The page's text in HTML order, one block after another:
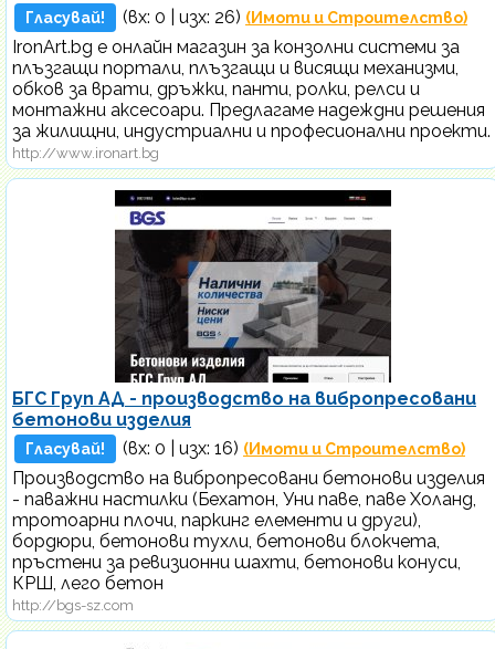
Гласувай! (вх: 0 | изх: 26) (Имоти и Строителство)
IronArt.bg е онлайн магазин за конзолни системи за
плъзгащи портали, плъзгащи и висящи механизми,
обков за врати, дръжки, панти, ролки, релси и
монтажни аксесоари. Предлагаме надеждни решения
за жилищни, индустриални и професионални проекти.
http://www.ironart.bg
БГС Груп АД - производство на вибропресовани
бетонови изделия
Гласувай! (вх: 0 | изх: 16) (Имоти и Строителство)
Производство на вибропресовани бетонови изделия
- паважни настилки (Бехатон, Уни паве, паве Холанд,
тротоарни плочи, паркинг елементи и други),
бордюри, бетонови тухли, бетонови блокчета,
пръстени за ревизионни шахти, бетонови конуси,
КРШ, лего бетон
http://bgs-sz.com